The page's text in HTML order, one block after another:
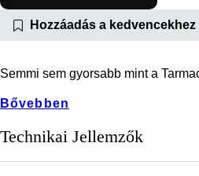
Hozzáadás a kedvencekhez
Semmi sem gyorsabb mint a
Bővebben
Technikai Jellemzők